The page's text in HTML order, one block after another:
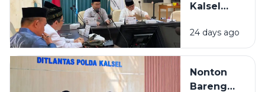
Kalsel
Gembleng
Kafilah
MTQ
24 days ago
Nonton
Bareng